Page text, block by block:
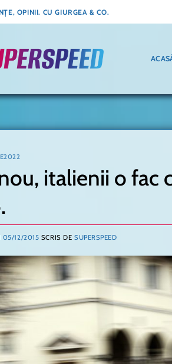
OPINII. CU GIURGEA & CO.
italienii o fac
05/12/2015 SCRIS DE SUPERSPEED